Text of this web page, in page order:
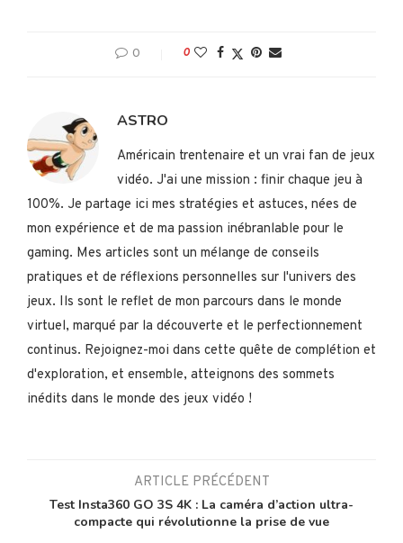
0 0
ASTRO
Américain trentenaire et un vrai fan de jeux
vidéo. J'ai une mission : finir chaque jeu à
100%. Je partage ici mes stratégies et astuces, nées de
mon expérience et de ma passion inébranlable pour le
gaming. Mes articles sont un mélange de conseils
pratiques et de réflexions personnelles sur l'univers des
jeux. Ils sont le reflet de mon parcours dans le monde
virtuel, marqué par la découverte et le perfectionnement
continus. Rejoignez-moi dans cette quête de complétion et
d'exploration, et ensemble, atteignons des sommets
inédits dans le monde des jeux vidéo !
ARTICLE PRÉCÉDENT
Test Insta360 GO 3S 4K : La caméra d’action ultra-
compacte qui révolutionne la prise de vue